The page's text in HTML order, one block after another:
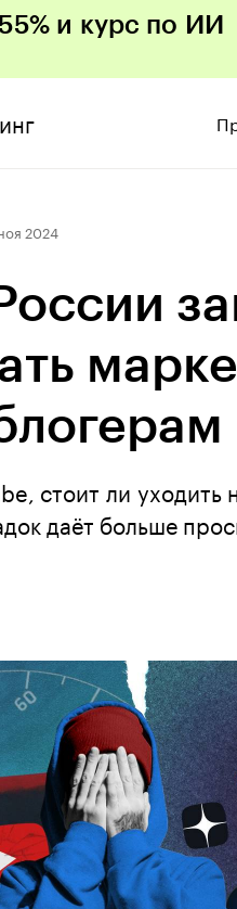
и курс по ИИ
2024
стоит ли уходить
даёт больше